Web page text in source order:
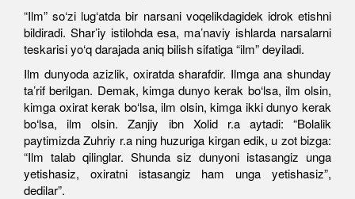
“Ilm” so‘zi lug‘atda bir narsani voqelikdagidek idrok etishni
bildiradi. Shar’iy istilohda esa, ma’naviy ishlarda narsalarni
teskarisi yo‘q darajada aniq bilish sifatiga “ilm” deyiladi.
Ilm dunyoda azizlik, oxiratda sharafdir. Ilmga ana shunday
ta’rif berilgan. Demak, kimga dunyo kerak bo‘lsa, ilm olsin,
kimga oxirat kerak bo‘lsa, ilm olsin, kimga ikki dunyo kerak
bo‘lsa, ilm olsin. Zanjiy ibn Xolid r.a aytadi: “Bolalik
paytimizda Zuhriy r.a ning huzuriga kirgan edik, u zot bizga:
“Ilm talab qilinglar. Shunda siz dunyoni istasangiz unga
yetishasiz, oxiratni istasangiz ham unga yetishasiz”,
dedilar”.